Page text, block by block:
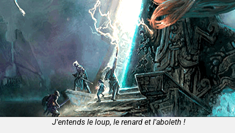
J'entends le loup, le renard et l'aboleth !